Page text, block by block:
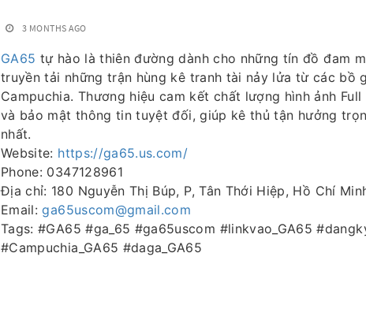
3 MONTHS AGO
GA65 tự hào là thiên đường dành cho những tín đồ đam
truyền tải những trận hùng kê tranh tài nảy lửa từ các bồ
Campuchia. Thương hiệu cam kết chất lượng hình ảnh
và bảo mật thông tin tuyệt đối, giúp kê thủ tận hưởng
nhất.
Website: https://ga65.us.com/
Phone: 0347128961
Địa chỉ: 180 Nguyễn Thị Búp, P, Tân Thới Hiệp, Hồ Chí
Email:ga65uscom@gmail.com
Tags: #GA65 #ga_65 #ga65uscom #linkvao_GA65
#Campuchia_GA65 #daga_GA65